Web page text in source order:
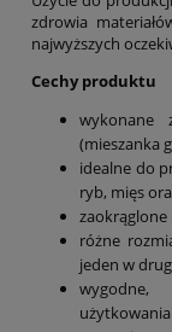
zdrowia
najwyższych
Cechy produktu
wykonane
(mieszanka
idealne do
ryb, mięs
zaokrąglone
różne
jeden w
wygodne,
użytkowania